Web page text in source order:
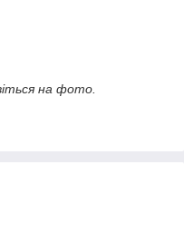
на фото.